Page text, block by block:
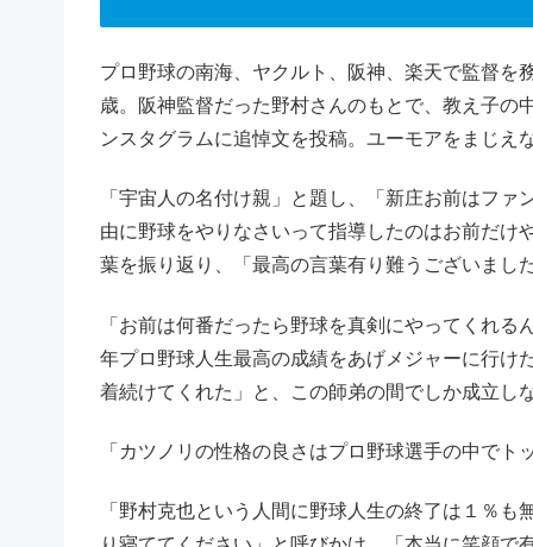
プロ野球の南海、ヤクルト、阪神、楽天で監督を
歳。阪神監督だった野村さんのもとで、教え子の
ンスタグラムに追悼文を投稿。ユーモアをまじ
「宇宙人の名付け親」と題し、「新庄お前はフ
由に野球をやりなさいって指導したのはお前だけ
葉を振り返り、「最高の言葉有り難うございまし
「お前は何番だったら野球を真剣にやってくれ
年プロ野球人生最高の成績をあげメジャーに行け
着続けてくれた」と、この師弟の間でしか成立し
「カツノリの性格の良さはプロ野球選手の中で
「野村克也という人間に野球人生の終了は１％